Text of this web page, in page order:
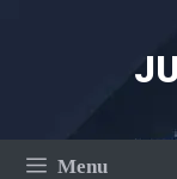
Menu